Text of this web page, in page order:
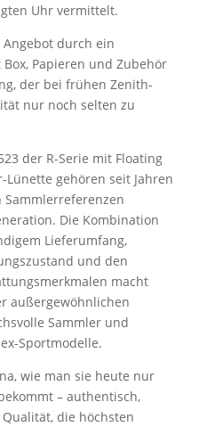
Uhr vermittelt.
durch ein
Papieren und Zubehör
der bei frühen Zenith-
nur noch selten zu
der R-Serie mit Floating
gehören seit Jahren
Die Kombination
Lieferumfang,
und den
macht
außergewöhnlichen
Sammler und
Sportmodelle.
wie man sie heute nur
– authentisch,
die höchsten